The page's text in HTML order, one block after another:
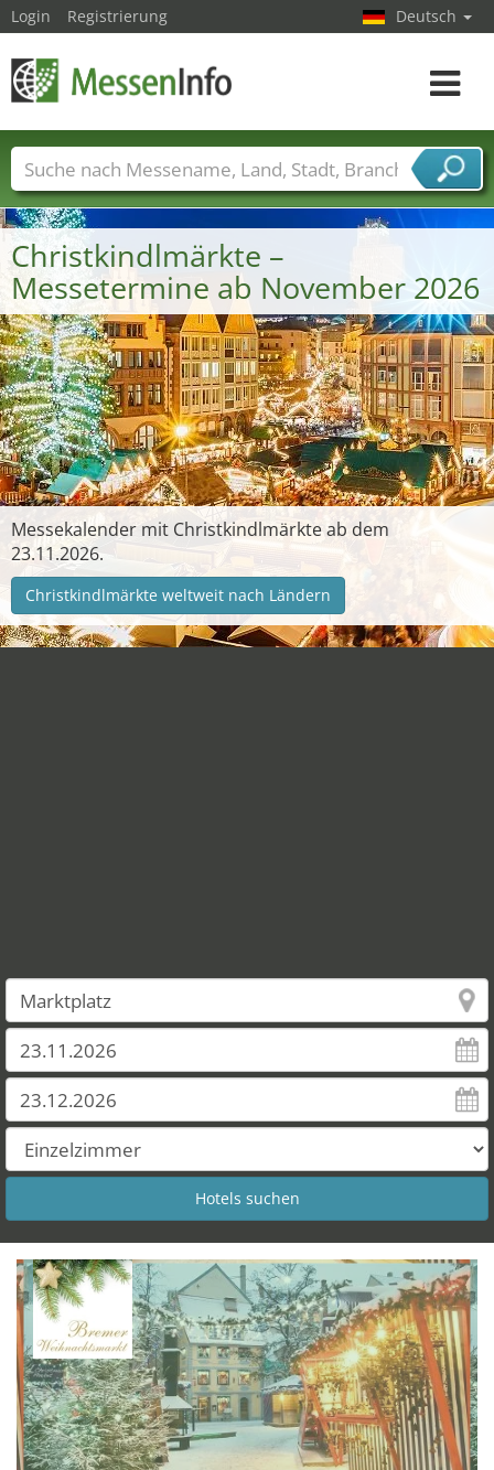
Christkindlmärkte –
Messetermine ab November 2026
Messekalender mit Christkindlmärkte ab dem
23.11.2026.
Christkindlmärkte weltweit nach Ländern
Login Registrierung Deutsch
Toggle
Messenamen Länder Städte
Branchen
Dienstleisterbranchen